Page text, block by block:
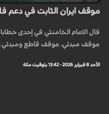
موقف ايران الثابت في
قال الامام الخامنئي في إحدى
موقف مبدئي، موقف قاطع ومبدئي.
الأحد 8 فبراير 2026 - 13:42 بتوقيت مكة